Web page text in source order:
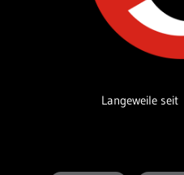
Langeweile seit